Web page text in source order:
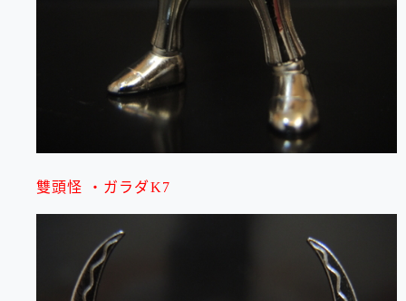
雙頭怪 ・ガラダK7